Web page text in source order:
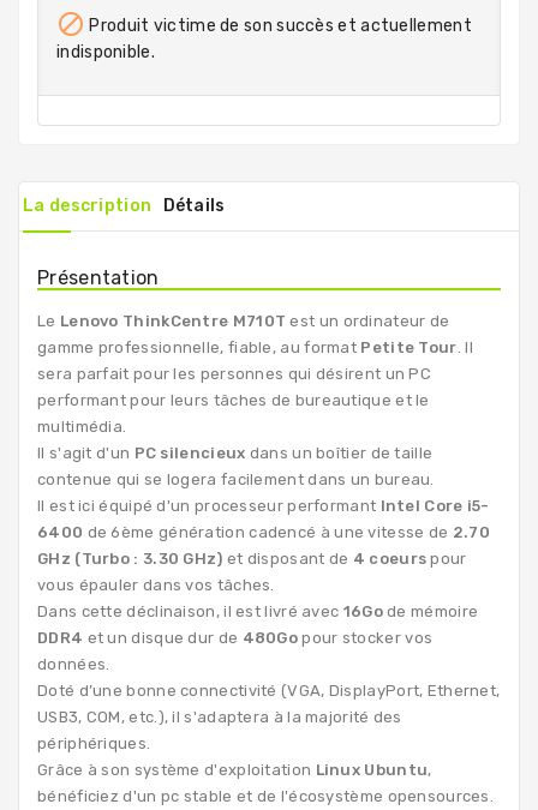
 Produit victime de son succès et actuellement
indisponible.
La description Détails
Présentation
Le Lenovo ThinkCentre M710T est un ordinateur de
gamme professionnelle, fiable, au format Petite Tour . Il
sera parfait pour les personnes qui désirent un PC
performant pour leurs tâches de bureautique et le
multimédia.
Il s'agit d'un PC silencieux dans un boîtier de taille
contenue qui se logera facilement dans un bureau.
Il est ici équipé d'un processeur performant Intel Core i5-
6400 de 6ème génération cadencé à une vitesse de 2.70
GHz (Turbo : 3.30 GHz) et disposant de 4 coeurs pour
vous épauler dans vos tâches.
Dans cette déclinaison, il est livré avec 16Gode mémoire
DDR4 et un disque dur de 480Go pour stocker vos
données.
Doté d’une bonne connectivité (VGA, DisplayPort, Ethernet,
USB3, COM, etc.), il s'adaptera à la majorité des
périphériques.
Grâce à son système d'exploitation Linux Ubuntu,
bénéficiez d'un pc stable et de l'écosystème opensources.